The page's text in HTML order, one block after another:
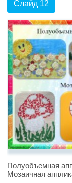
Слайд 12
Полуобъемная
Мозаичная